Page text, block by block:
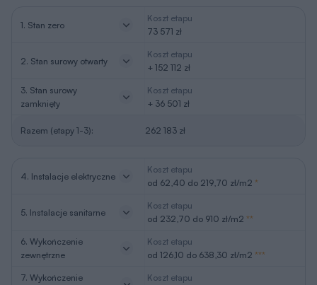
1. Stan zero
Koszt etapu
73 571 zł
2. Stan surowy otwarty
Koszt etapu
+ 152 112 zł
3. Stan surowy
zamknięty
Koszt etapu
+ 36 501 zł
Razem (etapy 1-3): 262 183 zł
4. Instalacje elektryczne
Koszt etapu
od 62,40 do 219,70 zł/m2 *
5. Instalacje sanitarne
Koszt etapu
od 232,70 do 910 zł/m2 **
6. Wykończenie
zewnętrzne
Koszt etapu
od 126,10 do 638,30 zł/m2 ***
7. Wykończenie
Koszt etapu